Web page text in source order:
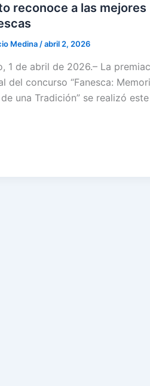
reconoce a las mejores
Medina /abril 2, 2026
1 de abril de 2026.– La
del concurso “Fanesca:
una Tradición” se realizó este